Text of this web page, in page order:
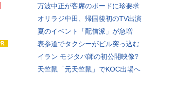
万波中正が客席のボードに珍要求
オリラジ中田、帰国後初のTV出演
夏のイベント「配信派」が急増
表参道でタクシーがビル突っ込む
イラン モジタバ師の初公開映像?
天竺鼠「元天竺鼠」でKOC出場へ